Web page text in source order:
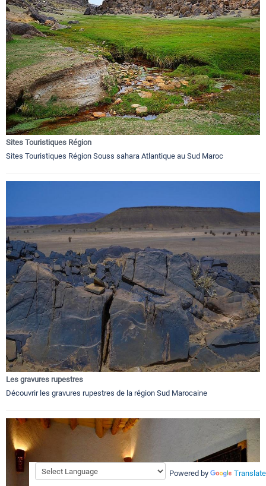
Sites Touristiques Région
Sites Touristiques Région Souss sahara Atlantique au Sud Maroc
Les gravures rupestres
Découvrir les gravures rupestres de la région Sud Marocaine
Powered by Translate